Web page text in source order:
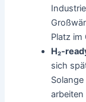
Platz im
sich